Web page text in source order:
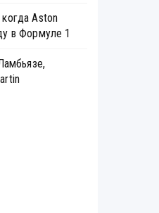
Aston
в Формуле 1